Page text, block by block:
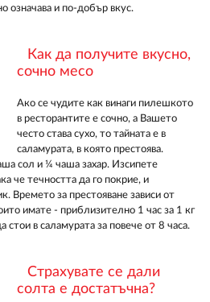
означава и по-добър вкус.
Как да получите вкусно,
сочно месо
Ако се чудите как винаги пилешкото
в ресторантите е сочно, а Вашето
често става сухо, то тайната е в
саламурата, в която престоява.
сол и ¼ чаша захар. Изсипете
че течността да го покрие, и
Времето за престояване зависи от
имате - приблизително 1 час за 1 кг
стои в саламурата за повече от 8 часа.
Страхувате се дали
солта е достатъчна?